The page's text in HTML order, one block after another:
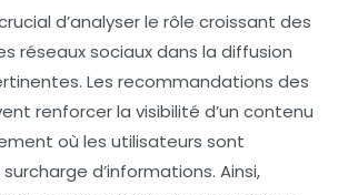
d’analyser le rôle croissant des
réseaux sociaux dans la diffusion
Les recommandations des
renforcer la visibilité d’un contenu
où les utilisateurs sont
d’informations. Ainsi,